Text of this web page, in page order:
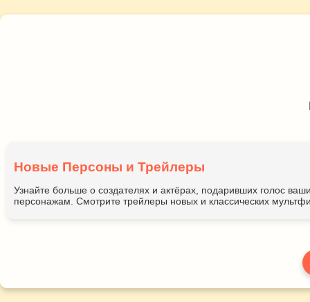
Новые Персоны и Трейлеры
Узнайте больше о создателях и актёрах, подаривших голос
персонажам. Смотрите трейлеры новых и классических